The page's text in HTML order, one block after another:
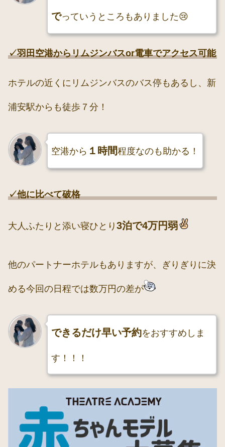
でっていうところもありました😢
✓羽田空港からリムジンバスor電車でアクセス可能
ホテルの近くにリムジンバスのバス停もあるし、新
浦安駅からも徒歩７分！
空港から １時間程度なのも助かる！
✓他に比べて破格
大人ふたりと添い寝ひとり 3泊で4万円弱
他のパートナーホテルもありますが、ぎりぎりに決
める今回の日程では数万円の差が
できるだけ早い予約をおすすめしま
す！！！